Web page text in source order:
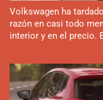
Volkswagen ha
razón en casi todo
interior y en el precio.